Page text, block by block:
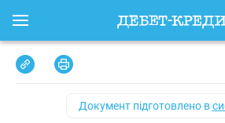
Документ підготовлено в